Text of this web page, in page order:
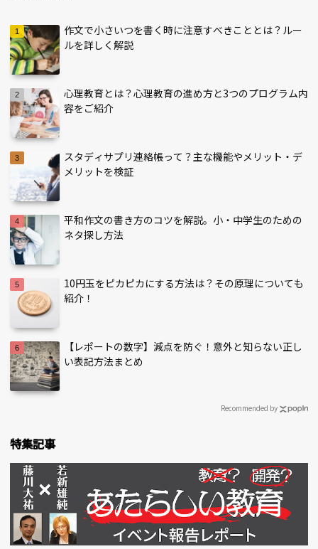
作文で小さいつを書く時に注意すべきこととは？ルー
ルを詳しく解説
心理教育とは？心理教育の進め方と3つのプログラム内
容をご紹介
スタディサプリ連絡帳って？主な機能やメリット・デ
メリットを検証
平和作文の書き方のコツを解説。小・中学生のための
ネタ探し方法
10円玉をピカピカにする方法は？その原理についても
紹介！
【レポートの数字】減点を防ぐ！意外と知らない正し
い表記方法まとめ
Recommended by
特集記事